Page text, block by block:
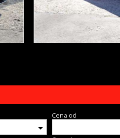
Cena od